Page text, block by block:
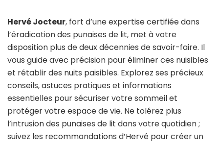
Hervé Jocteur, fort d’une expertise certifiée dans
l’éradication des punaises de lit, met à votre
disposition plus de deux décennies de savoir-faire. Il
vous guide avec précision pour éliminer ces nuisibles
et rétablir des nuits paisibles. Explorez ses précieux
conseils, astuces pratiques et informations
essentielles pour sécuriser votre sommeil et
protéger votre espace de vie. Ne tolérez plus
l’intrusion des punaises de lit dans votre quotidien ;
suivez les recommandations d’Hervé pour créer un